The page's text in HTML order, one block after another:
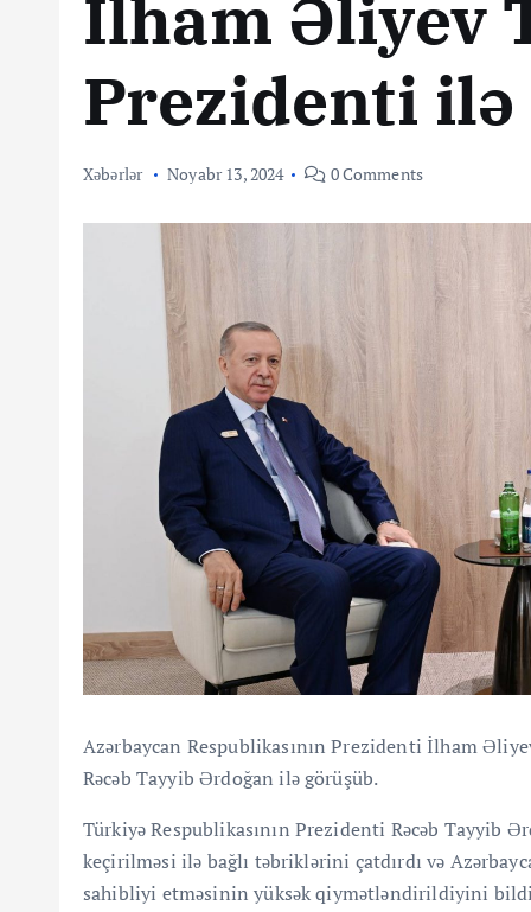
İlham Əliyev
Prezidenti ilə
Xəbərlər Noyabr 13, 2024 0 Comments
Azərbaycan Respublikasının Prezidenti İlham
Rəcəb Tayyib Ərdoğan ilə görüşüb.
Türkiyə Respublikasının Prezidenti Rəcəb Tayyib
keçirilməsi ilə bağlı təbriklərini çatdırdı və
sahibliyi etməsinin yüksək qiymətləndirildiyini